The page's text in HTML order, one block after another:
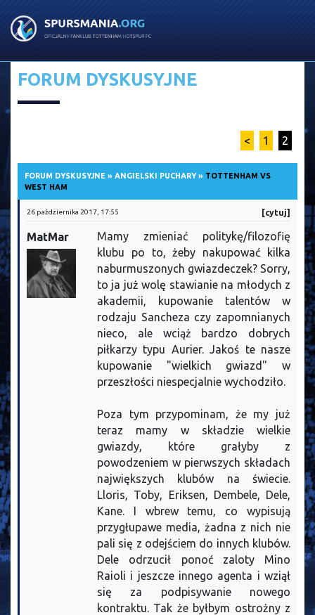
FORUM DYSKUSYJNE
< 1 2
FORUM DYSKUSYJNE » ANGIELSKI PUCHARY» TOTTENHAM VS
WEST HAM
26 października 2017, 17:55 [cytuj]
MatMar
Mamy zmieniać politykę/filozofię
klubu po to, żeby nakupować kilka
naburmuszonych gwiazdeczek? Sorry,
to ja już wolę stawianie na młodych z
akademii, kupowanie talentów w
rodzaju Sancheza czy zapomnianych
nieco, ale wciąż bardzo dobrych
piłkarzy typu Aurier. Jakoś te nasze
kupowanie "wielkich gwiazd" w
przeszłości niespecjalnie wychodziło.
Poza tym przypominam, że my już
teraz mamy w składzie wielkie
gwiazdy, które grałyby z
powodzeniem w pierwszych składach
największych klubów na świecie.
Lloris, Toby, Eriksen, Dembele, Dele,
Kane. I wbrew temu, co wypisują
przygłupawe media, żadna z nich nie
pali się z odejściem do innych klubów.
Dele odrzucił ponoć zaloty Mino
Raioli i jeszcze innego agenta i wziął
się za podpisywanie nowego
kontraktu. Tak że byłbym ostrożny z